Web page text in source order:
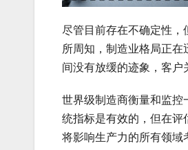
尽管目前存在不确定性
所周知，制造业格局正
间没有放缓的迹象，客户
世界级制造商衡量和监
统指标是有效的，但在
将影响生产力的所有领域